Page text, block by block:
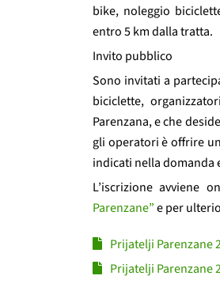
bike, noleggio
entro 5 km dalla tratta.
Invito pubblico
Sono invitati a
biciclette,
Parenzana, e che
gli operatori è offrire
indicati nella domanda
L’iscrizione avviene
Parenzane”e per
Prijatelji Parenzane
Prijatelji Parenzane